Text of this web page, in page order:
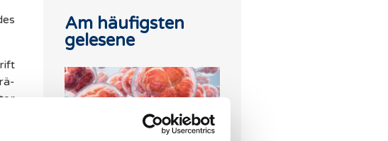
Am häufigsten
gelesene